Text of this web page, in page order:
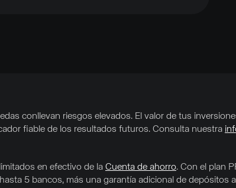
conllevan riesgos elevados. El valor de tus
fiable de los resultados futuros. Consulta nuestra
en efectivo de la Cuenta de ahorro. Con el plan
5 bancos, más una garantía adicional de depósitos